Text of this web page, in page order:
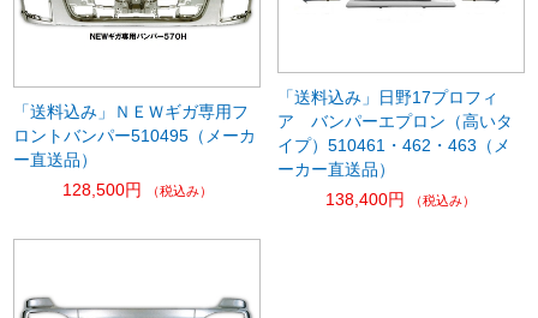
「送料込み」ＮＥＷギガ専用フ
ロントバンパー510495（メーカ
ー直送品）
128,500円
（税込み）
「送料込み」日野17プロフィ
ア バンパーエプロン（高いタ
イプ）510461・462・463（メ
ーカー直送品）
138,400円
（税込み）